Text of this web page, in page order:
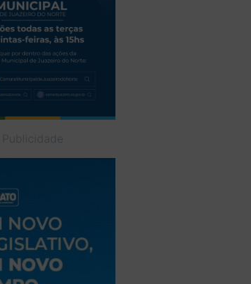
Publicidade